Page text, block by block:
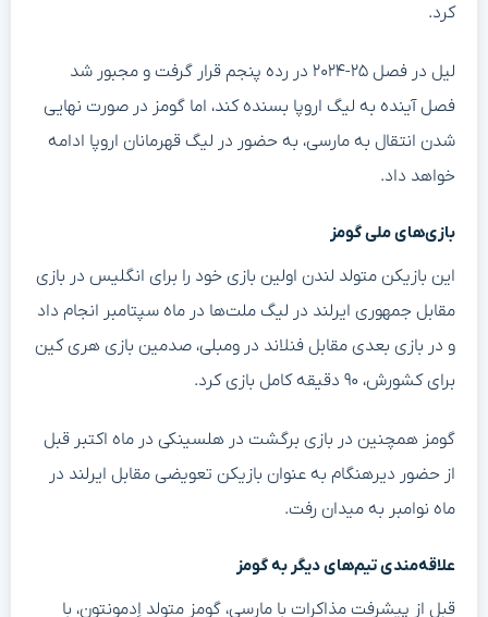
کرد.
لیل در فصل ۲۵-۲۰۲۴ در رده پنجم قرار گرفت و مجبور شد
فصل آینده به لیگ اروپا بسنده کند، اما گومز در صورت نهایی
شدن انتقال به مارسی، به حضور در لیگ قهرمانان اروپا ادامه
خواهد داد.
بازی‌های ملی گومز
این بازیکن متولد لندن اولین بازی خود را برای انگلیس در بازی
مقابل جمهوری ایرلند در لیگ ملت‌ها در ماه سپتامبر انجام داد
و در بازی بعدی مقابل فنلاند در ومبلی، صدمین بازی هری کین
برای کشورش، ۹۰ دقیقه کامل بازی کرد.
گومز همچنین در بازی برگشت در هلسینکی در ماه اکتبر قبل
از حضور دیرهنگام به عنوان بازیکن تعویضی مقابل ایرلند در
ماه نوامبر به میدان رفت.
علاقه‌مندی تیم‌های دیگر به گومز
قبل از پیشرفت مذاکرات با مارسی، گومز متولد اِدمونتون، با